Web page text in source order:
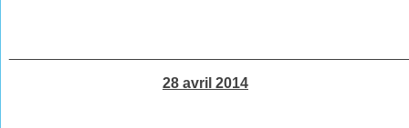
28 avril 2014